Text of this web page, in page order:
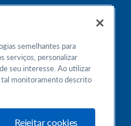
24h
9h às 18h
semelhantes para
serviços, personalizar
seu interesse. Ao utilizar
tal monitoramento descrito
Rejeitar cookies